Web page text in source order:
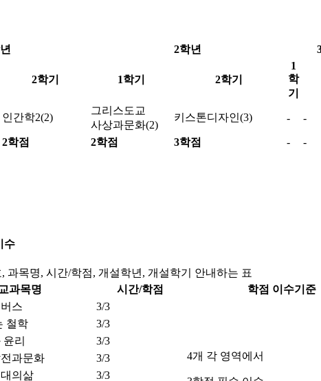
2학년
2학기 1학기 2학기
1
학
기
인간학2(2)
그리스도교
사상과문화(2)
키스톤디자인(3) - -
2학점 2학점 3학점 - -
수
과목명, 시간/학점, 개설학년, 개설학기 안내하는 표
교과목명 시간/학점 학점 이수기준
스 3/3
4개 각 영역에서
철학
3/3
리
3/3
과문화 3/3
의삶
3/3